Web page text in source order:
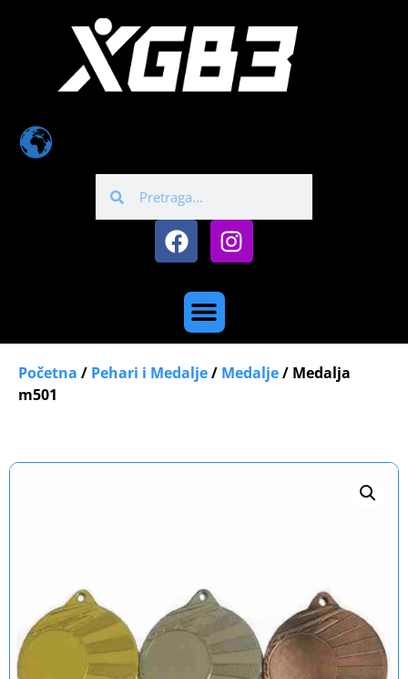
Početna / Pehari i Medalje/ Medalje/ Medalja
m501